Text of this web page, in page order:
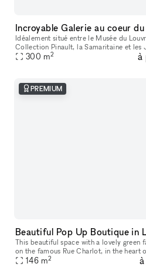
Incroyable Galerie au coeur
Idéalement situé entre le Musée du
Collection Pinault, la Samaritaine et les
rue du Louvre s’impose comme un
300 m2 à
PREMIUM
Beautiful Pop Up Boutique in
This beautiful space with a lovely green
on the famous Rue Charlot​,​ in the heart
renovated with white walls​,​ ceiling​,​ and
146 m2